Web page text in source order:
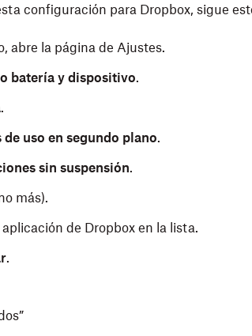
configuración para Dropbox, sigue
abre la página de Ajustes.
batería y dispositivo.
.
uso en segundo plano.
sin suspensión.
más).
de Dropbox en la lista.
.